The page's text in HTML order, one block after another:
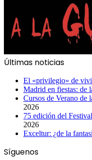
Últimas noticias
El «privilegio» de
Madrid en fiestas: de
Cursos de Verano de
2026
75 edición del
2026
Exceltur: ¿de la
Síguenos